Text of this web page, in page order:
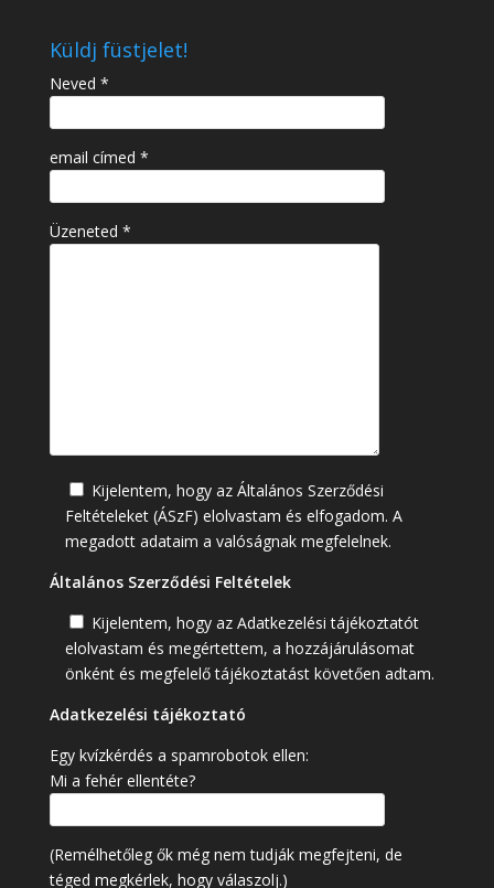
Küldj füstjelet!
Neved *
email címed *
Üzeneted *
Kijelentem, hogy az Általános Szerződési
Feltételeket (ÁSzF) elolvastam és elfogadom. A
megadott adataim a valóságnak megfelelnek.
Általános Szerződési Feltételek
Kijelentem, hogy az Adatkezelési tájékoztatót
elolvastam és megértettem, a hozzájárulásomat
önként és megfelelő tájékoztatást követően adtam.
Adatkezelési tájékoztató
Egy kvízkérdés a spamrobotok ellen:
Mi a fehér ellentéte?
(Remélhetőleg ők még nem tudják megfejteni, de
téged megkérlek, hogy válaszolj.)